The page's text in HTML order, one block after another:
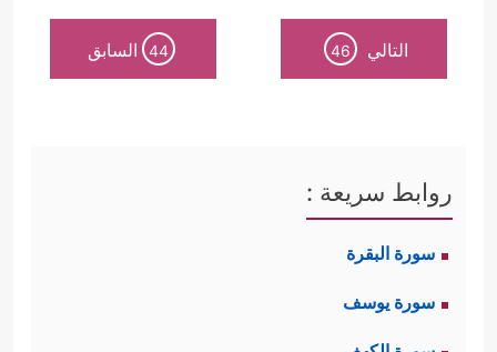
التالي 46
44 السابق
روابط سريعة :
سورة البقرة
سورة يوسف